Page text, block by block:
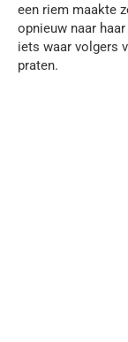
een riem maakte
opnieuw naar
iets waar volgers
praten.